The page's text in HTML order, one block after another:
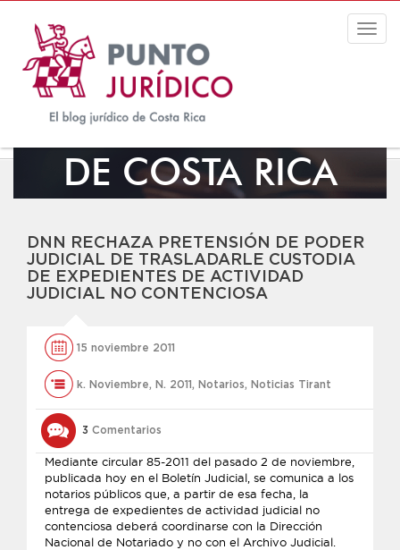
EL BLOG JURÍDICO
DE COSTA RICA
DNN RECHAZA PRETENSIÓN DE PODER
JUDICIAL DE TRASLADARLE CUSTODIA
DE EXPEDIENTES DE ACTIVIDAD
JUDICIAL NO CONTENCIOSA
15 noviembre 2011
k. Noviembre, N. 2011 , Notarios, Noticias Tirant
3 Comentarios
Mediante circular 85-2011 del pasado 2 de noviembre,
publicada hoy en el Boletín Judicial, se comunica a los
notarios públicos que, a partir de esa fecha, la
entrega de expedientes de actividad judicial no
contenciosa deberá coordinarse con la Dirección
Nacional de Notariado y no con el Archivo Judicial.